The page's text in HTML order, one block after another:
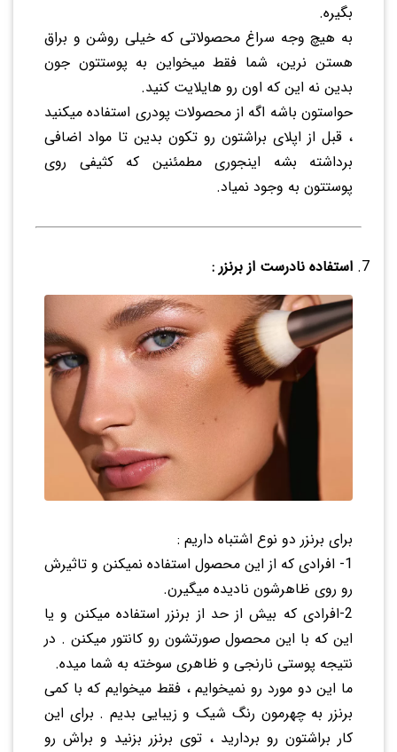
بگیره.
به هیچ وجه سراغ محصولاتی که خیلی روشن و براق
هستن نرین، شما فقط میخواین به پوستتون جون
بدین نه این که اون رو هایلایت کنید.
حواستون باشه اگه از محصولات پودری استفاده میکنید
، قبل از اپلای براشتون رو تکون بدین تا مواد اضافی
برداشته بشه اینجوری مطمئنین که کثیفی روی
پوستتون به وجود نمیاد.
استفاده نادرست از برنزر :
برای برنزر دو نوع اشتباه داریم :
1- افرادی که از این محصول استفاده نمیکنن و تاثیرش
رو روی ظاهرشون نادیده میگیرن.
2-افرادی که بیش از حد از برنزر استفاده میکنن و یا
این که با این محصول صورتشون رو کانتور میکنن . در
نتیجه پوستی نارنجی و ظاهری سوخته به شما میده.
ما این دو مورد رو نمیخوایم ، فقط میخوایم که با کمی
برنزر به چهرمون رنگ شیک و زیبایی بدیم . برای این
کار براشتون رو بردارید ، توی برنزر بزنید و براش رو